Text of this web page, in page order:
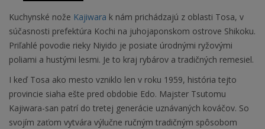
Kuchynské nože Kajiwara k nám prichádzajú z oblasti Tosa, v
súčasnosti prefektúra Kochi na juhojaponskom ostrove Shikoku.
Priľahlé povodie rieky Niyido je posiate úrodnými ryžovými
poliami a hustými lesmi. Je to kraj rybárov a tradičných remesiel.
I keď Tosa ako mesto vzniklo len v roku 1959, história tejto
provincie siaha ešte pred obdobie Edo. Majster Tsutomu
Kajiwara-san patrí do tretej generácie uznávaných kováčov. So
svojím zaťom vytvára výlučne ručným tradičným spôsobom